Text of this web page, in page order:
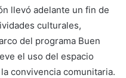
llevó adelante un fin de
culturales,
del programa Buen
el uso del espacio
convivencia comunitaria.